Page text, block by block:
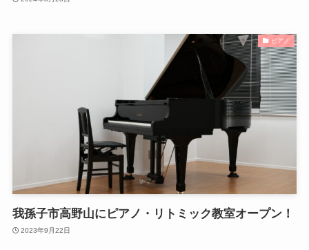
ピアノ
我孫子市高野山にピアノ・リトミック教室オープン！
2023年9月22日